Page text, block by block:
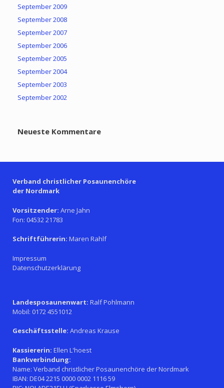
September 2009
September 2008
September 2007
September 2006
September 2005
September 2004
September 2003
September 2002
Neueste Kommentare
Verband christlicher Posaunenchöre
der Nordmark
Vorsitzender: Arne Jahn
Fon: 04532 21783
Schriftführerin: Maren Rahlf
Impressum
Datenschutzerklärung
Landesposaunenwart: Ralf Pohlmann
Mobil: 0172 4551012
Geschäftsstelle: Andreas Krause
Kassiererin: Ellen L'hoest
Bankverbindung:
Name: Verband christlicher Posaunenchöre der Nordmark
IBAN: DE04 2215 0000 0002 1116 59